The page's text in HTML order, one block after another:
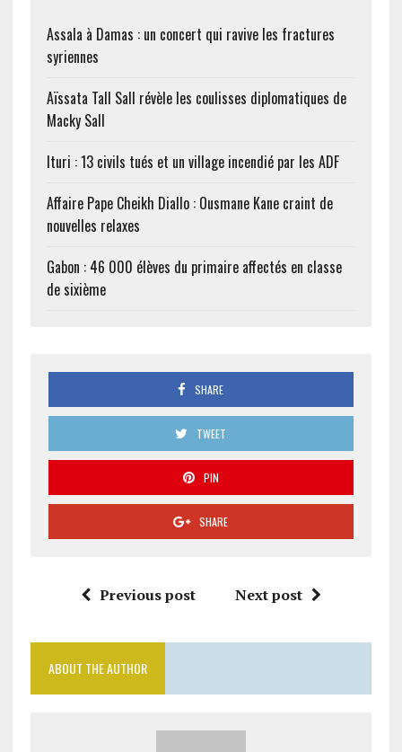
Assala à Damas : un concert qui ravive les fractures
syriennes
Aïssata Tall Sall révèle les coulisses diplomatiques de
Macky Sall
Ituri : 13 civils tués et un village incendié par les ADF
Affaire Pape Cheikh Diallo : Ousmane Kane craint de
nouvelles relaxes
Gabon : 46 000 élèves du primaire affectés en classe
de sixième
SHARE
TWEET
PIN
SHARE
Previous post Next post
ABOUT THE AUTHOR